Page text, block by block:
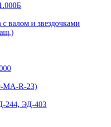
валом и звездочками
MA-R-23)
244, ЭД-403